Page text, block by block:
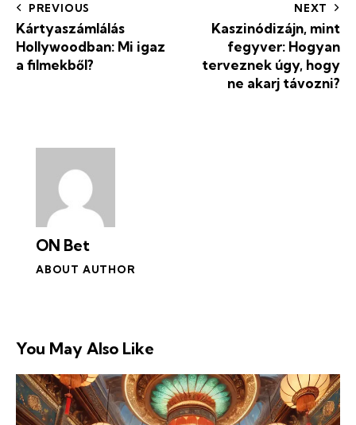
PREVIOUS
Kártyaszámlálás
Hollywoodban: Mi igaz
a filmekből?
NEXT
Kaszinódizájn, mint
fegyver: Hogyan
terveznek úgy, hogy
ne akarj távozni?
ON Bet
ABOUT AUTHOR
You May Also Like